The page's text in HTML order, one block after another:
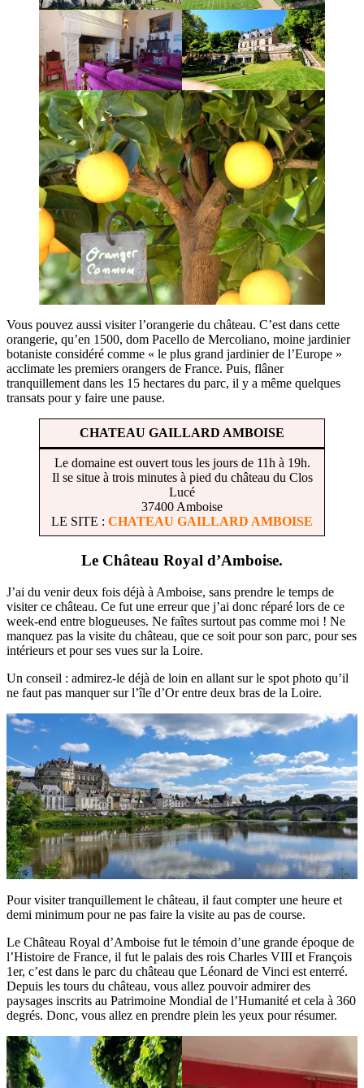
Vous pouvez aussi visiter l’orangerie du château. C’est dans cette
orangerie, qu’en 1500, dom Pacello de Mercoliano, moine jardinier
botaniste considéré comme « le plus grand jardinier de l’Europe »
acclimate les premiers orangers de France. Puis, flâner
tranquillement dans les 15 hectares du parc, il y a même quelques
transats pour y faire une pause.
CHATEAU GAILLARD AMBOISE
Le domaine est ouvert tous les jours de 11h à 19h.
Il se situe à trois minutes à pied du château du Clos
Lucé
37400 Amboise
LE SITE : CHATEAU GAILLARD AMBOISE
Le Château Royal d’Amboise.
J’ai du venir deux fois déjà à Amboise, sans prendre le temps de
visiter ce château. Ce fut une erreur que j’ai donc réparé lors de ce
week-end entre blogueuses. Ne faîtes surtout pas comme moi ! Ne
manquez pas la visite du château, que ce soit pour son parc, pour ses
intérieurs et pour ses vues sur la Loire.
Un conseil : admirez-le déjà de loin en allant sur le spot photo qu’il
ne faut pas manquer sur l’île d’Or entre deux bras de la Loire.
Pour visiter tranquillement le château, il faut compter une heure et
demi minimum pour ne pas faire la visite au pas de course.
Le Château Royal d’Amboise fut le témoin d’une grande époque de
l’Histoire de France, il fut le palais des rois Charles VIII et François
1er, c’est dans le parc du château que Léonard de Vinci est enterré.
Depuis les tours du château, vous allez pouvoir admirer des
paysages inscrits au Patrimoine Mondial de l’Humanité et cela à 360
degrés. Donc, vous allez en prendre plein les yeux pour résumer.